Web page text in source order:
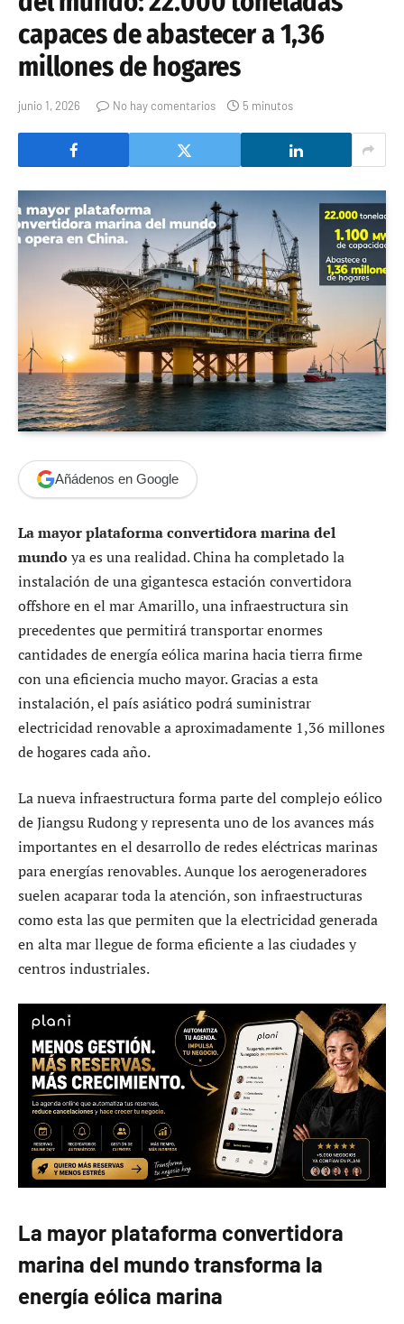
capaces de abastecer a 1,36
millones de hogares
junio 1, 2026 No hay comentarios 5 minutos
Añádenos en Google
La mayor plataforma convertidora marina del
mundo ya es una realidad. China ha completado la
instalación de una gigantesca estación convertidora
offshore en el mar Amarillo, una infraestructura sin
precedentes que permitirá transportar enormes
cantidades de energía eólica marina hacia tierra firme
con una eficiencia mucho mayor. Gracias a esta
instalación, el país asiático podrá suministrar
electricidad renovable a aproximadamente 1,36 millones
de hogares cada año.
La nueva infraestructura forma parte del complejo eólico
de Jiangsu Rudong y representa uno de los avances más
importantes en el desarrollo de redes eléctricas marinas
para energías renovables. Aunque los aerogeneradores
suelen acaparar toda la atención, son infraestructuras
como esta las que permiten que la electricidad generada
en alta mar llegue de forma eficiente a las ciudades y
centros industriales.
La mayor plataforma convertidora
marina del mundo transforma la
energía eólica marina